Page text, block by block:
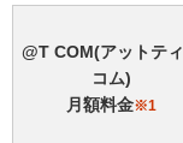
@T COM(アットテ
コム)
月額料金※1